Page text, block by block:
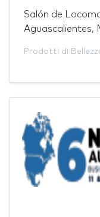
Salón de
Aguascalientes,
Prodotti di